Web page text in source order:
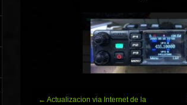
Navegación
← Actualizacion via Internet de la